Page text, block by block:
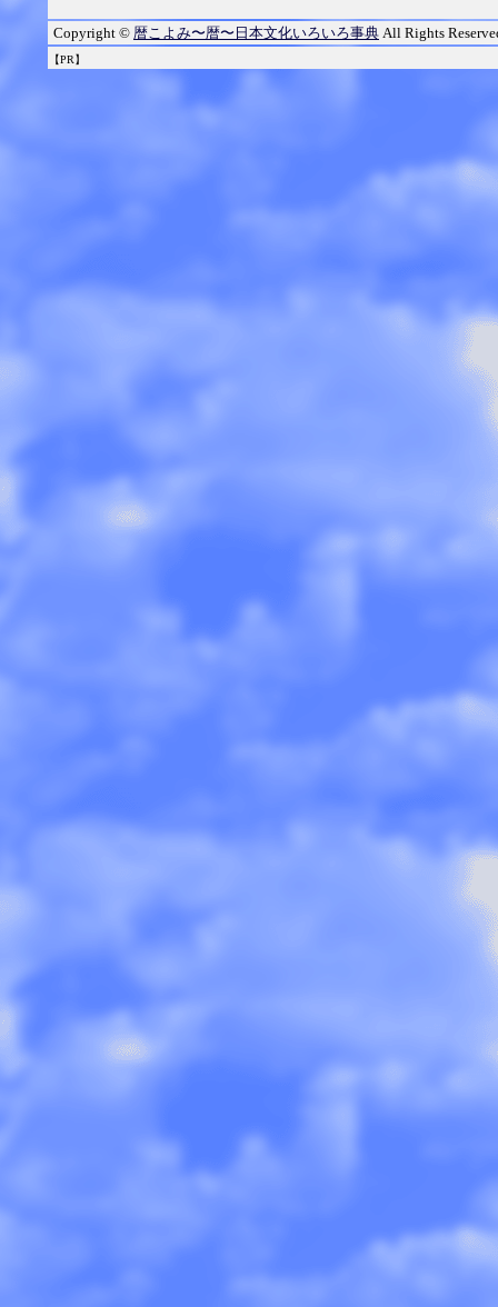
Copyright © 暦こよみ〜暦〜日本文化いろいろ事典 All Rights
【PR】